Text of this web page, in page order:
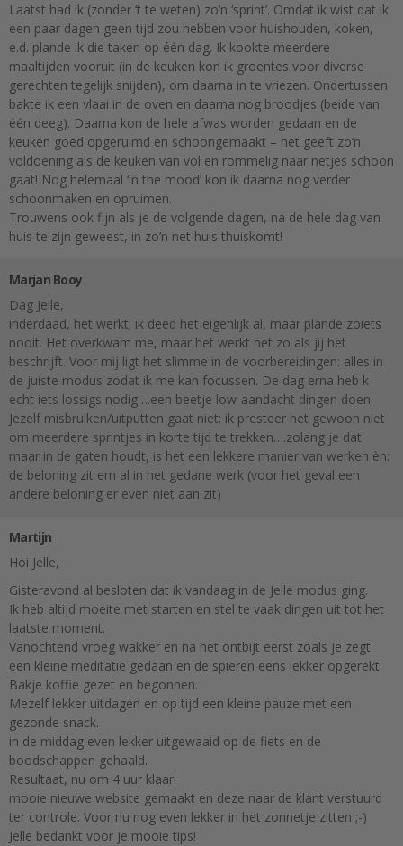
Laatst had ik (zonder ‘t te weten) zo’n ‘sprint’. Omdat ik wist dat ik
een paar dagen geen tijd zou hebben voor huishouden, koken,
e.d. plande ik die taken op één dag. Ik kookte meerdere
maaltijden vooruit (in de keuken kon ik groentes voor diverse
gerechten tegelijk snijden), om daarna in te vriezen. Ondertussen
bakte ik een vlaai in de oven en daarna nog broodjes (beide van
één deeg). Daarna kon de hele afwas worden gedaan en de
keuken goed opgeruimd en schoongemaakt – het geeft zo’n
voldoening als de keuken van vol en rommelig naar netjes schoon
gaat! Nog helemaal ‘in the mood’ kon ik daarna nog verder
schoonmaken en opruimen.
Trouwens ook fijn als je de volgende dagen, na de hele dag van
huis te zijn geweest, in zo’n net huis thuiskomt!
Marjan Booy
Dag Jelle,
inderdaad, het werkt; ik deed het eigenlijk al, maar plande zoiets
nooit. Het overkwam me, maar het werkt net zo als jij het
beschrijft. Voor mij ligt het slimme in de voorbereidingen: alles in
de juiste modus zodat ik me kan focussen. De dag erna heb k
echt iets lossigs nodig….een beetje low-aandacht dingen doen.
Jezelf misbruiken/uitputten gaat niet: ik presteer het gewoon niet
om meerdere sprintjes in korte tijd te trekken….zolang je dat
maar in de gaten houdt, is het een lekkere manier van werken èn:
de beloning zit em al in het gedane werk (voor het geval een
andere beloning er even niet aan zit)
Martijn
Hoi Jelle,
Gisteravond al besloten dat ik vandaag in de Jelle modus ging.
Ik heb altijd moeite met starten en stel te vaak dingen uit tot het
laatste moment.
Vanochtend vroeg wakker en na het ontbijt eerst zoals je zegt
een kleine meditatie gedaan en de spieren eens lekker opgerekt.
Bakje koffie gezet en begonnen.
Mezelf lekker uitdagen en op tijd een kleine pauze met een
gezonde snack.
in de middag even lekker uitgewaaid op de fiets en de
boodschappen gehaald.
Resultaat, nu om 4 uur klaar!
mooie nieuwe website gemaakt en deze naar de klant verstuurd
ter controle. Voor nu nog even lekker in het zonnetje zitten ;-)
Jelle bedankt voor je mooie tips!